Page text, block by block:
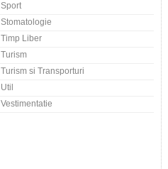
Sport
Stomatologie
Timp Liber
Turism
Turism si Transporturi
Util
Vestimentatie